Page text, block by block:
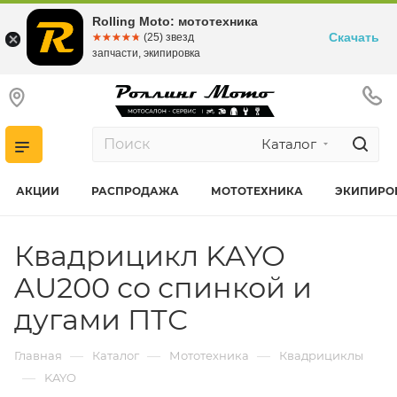
Каталог
АКЦИИ РАСПРОДАЖА МОТОТЕХНИКА
Квадрицикл KAYO
AU200 со спинкой и
дугами ПТС
Главная — Каталог — Мототехника — Квадрициклы
— KAYO
Rolling Moto: мототехника
☆☆☆☆☆
★★★★★ (25) звезд
запчасти, экипировка
Скачать